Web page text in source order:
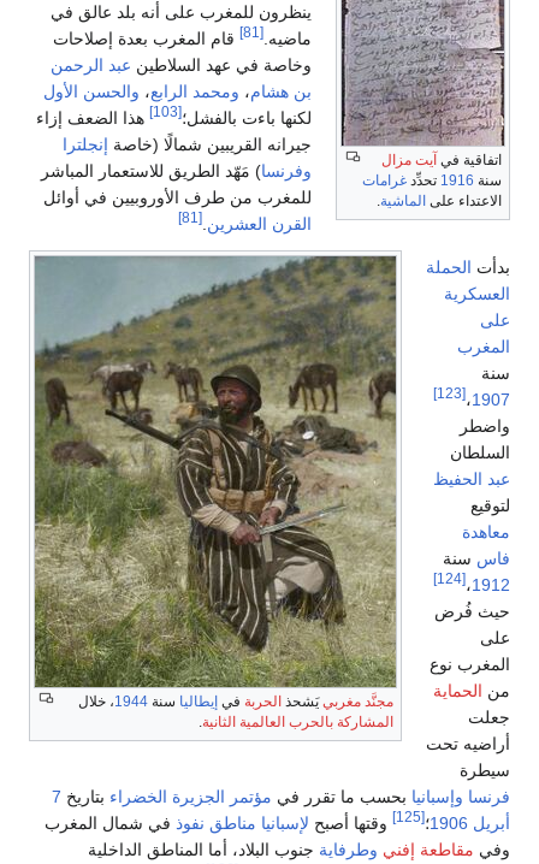
آيت مزال
تحدِّد غرامات
علىالماشية.
مجنَّد مغربي يَشحذالحربةفيإيطالياسنة 1944، خلال
المشاركة بالحرب العالمية الثانية.
ينظرون للمغرب على أنه بلد عالق في
ماضيه.
قام المغرب بعدة إصلاحات
وخاصة في عهد السلاطين عبد الرحمن
بن هشام
ومحمد الرابع،والحسن الأول
لكنها باءت بالفشل؛
هذا الضعف إزاء
جيرانه القريبين شمالًا (خاصةإنجلترا
وفرنسا
) مَهّد الطريق للاستعمار المباشر
للمغرب من طرف الأوروبيين في أوائل
القرن العشرين.
نوع
تحت
وإسبانيابحسب ما تقرر فيمؤتمر الجزيرة الخضراء بتاريخ7
1906؛ وقتها أصبحلإسبانيا مناطق نفوذفي شمال المغرب
إفني وطرفاية جنوب البلاد، أما المناطق الداخلية